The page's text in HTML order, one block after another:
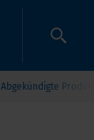
Abgekündigte